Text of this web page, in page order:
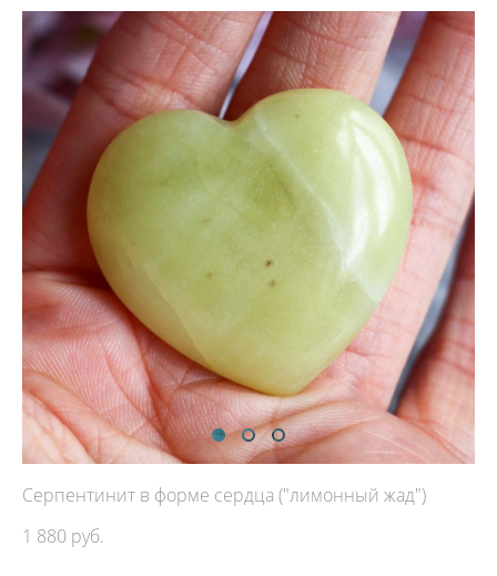
Серпентинит в форме сердца ("лимонный жад")
1 880 pуб.